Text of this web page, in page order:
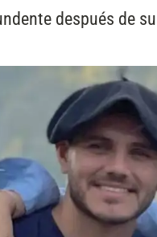
después de